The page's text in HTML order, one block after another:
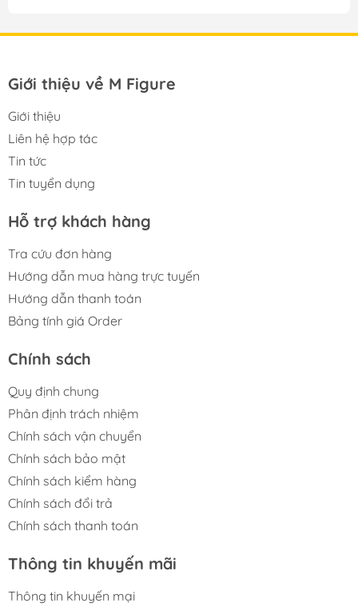
Giới thiệu về M Figure
Giới thiệu
Liên hệ hợp tác
Tin tức
Tin tuyển dụng
Hỗ trợ khách hàng
Tra cứu đơn hàng
Hướng dẫn mua hàng trực tuyến
Hướng dẫn thanh toán
Bảng tính giá Order
Chính sách
Quy định chung
Phân định trách nhiệm
Chính sách vận chuyển
Chính sách bảo mật
Chính sách kiểm hàng
Chính sách đổi trả
Chính sách thanh toán
Thông tin khuyến mãi
Thông tin khuyến mại